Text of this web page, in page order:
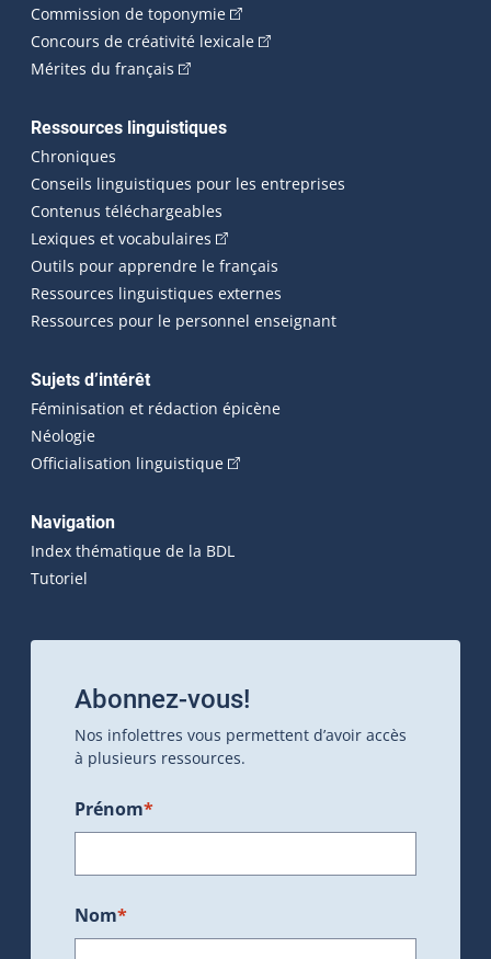
Commission de toponymie(Cet hyperlien externe s'ouvrira
Concours de créativité lexicale(Cet hyperlien externe
Mérites du français (Cet hyperlien externe s'ouvrira dans une
Ressources linguistiques
Chroniques
Conseils linguistiques pour les entreprises
Contenus téléchargeables
Lexiques et vocabulaires (Cet hyperlien externe s'ouvrira
Outils pour apprendre le français
Ressources linguistiques externes
Ressources pour le personnel enseignant
Sujets d’intérêt
Féminisation et rédaction épicène
Néologie
Officialisation linguistique(Cet hyperlien externe s'ouvrira
Navigation
Index thématique de la BDL
Tutoriel
Abonnez-vous!
Nos infolettres vous permettent d’avoir accès
à plusieurs ressources.
Prénom*
Nom*